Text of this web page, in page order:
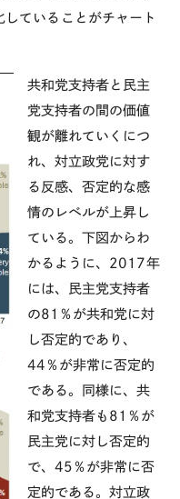
ていることがチャート
共和党支持者と民主
党支持者の間の価値
観が離れていくにつ
れ、対立政党に対す
る反感、否定的な感
情のレベルが上昇し
ている。下図からわ
かるように、2017年
には、民主党支持者
の81％が共和党に対
し否定的であり、
44％が非常に否定的
である。同様に、共
和党支持者も81％が
民主党に対し否定的
で、45％が非常に否
定的である。対立政